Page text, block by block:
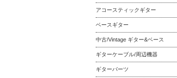
アコースティックギター
ベースギター
中古/Vintage ギター&ベース
ギターケーブル/周辺機器
ギターパーツ